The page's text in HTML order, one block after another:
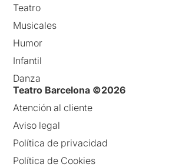
Teatro
Musicales
Humor
Infantil
Danza
Teatro Barcelona ©2026
Atención al cliente
Aviso legal
Política de privacidad
Política de Cookies